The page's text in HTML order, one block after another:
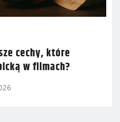
cechy, które
w filmach?